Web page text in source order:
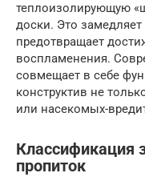
теплоизолирующую
доски. Это
предотвращает
воспламенения.
совмещает в себе
конструктив не
или насекомых-
Классификация
пропиток